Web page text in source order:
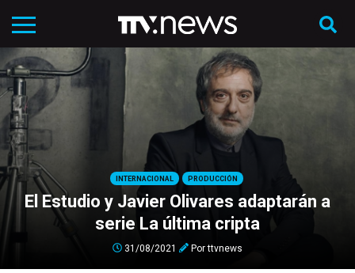
INTERNACIONAL PRODUCCIÓN
El Estudio y Javier Olivares adaptarán a
serie La última cripta
31/08/2021 Porttvnews